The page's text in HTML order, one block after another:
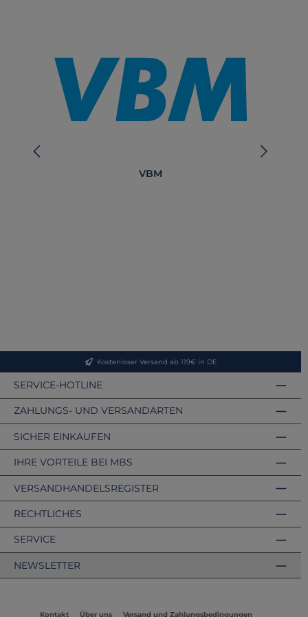
VBM
Kostenloser Versand ab 119€ in DE
SERVICE-HOTLINE
ZAHLUNGS- UND VERSANDARTEN
VERSANDHANDELSREGISTER
SICHER EINKAUFEN
IHRE VORTEILE BEI MBS
RECHTLICHES
SERVICE
NEWSLETTER
Kontakt Über uns Versand und Zahlungsbedingungen